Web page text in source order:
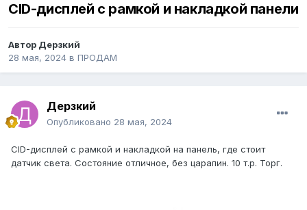
CID-дисплей с рамкой и накладкой панели
Автор Дерзкий
28 мая, 2024 в ПРОДАМ
Дерзкий
Опубликовано 28 мая, 2024
CID-дисплей с рамкой и накладкой на панель, где стоит
датчик света. Состояние отличное, без царапин. 10 т.р. Торг.